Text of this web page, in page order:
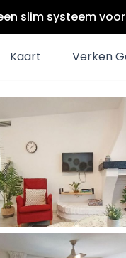
slim systeem
Kaart Verken